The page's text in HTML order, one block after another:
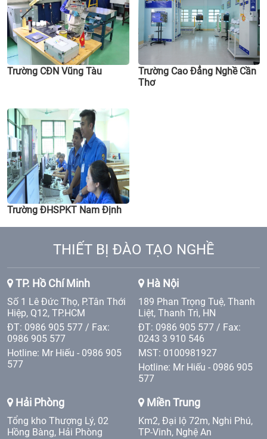
Trường CĐN Vũng Tàu
Trường Cao Đẳng Nghề Cần
Thơ
Trường ĐHSPKT Nam Định
THIẾT BỊ ĐÀO TẠO NGHỀ
TP. Hồ Chí Minh
Số 1 Lê Đức Thọ, P.Tân Thới
Hiệp, Q12, TP.HCM
ĐT: 0986 905 577 / Fax:
0986 905 577
Hotline: Mr Hiếu - 0986 905
577
Hà Nội
189 Phan Trọng Tuệ, Thanh
Liệt, Thanh Trì, HN
ĐT: 0986 905 577 / Fax:
0243 3 910 546
MST: 0100981927
Hotline: Mr Hiếu - 0986 905
577
Hải Phòng
Tổng kho Thượng Lý, 02
Hồng Bàng, Hải Phòng
Miền Trung
Km2, Đại lộ 72m, Nghi Phú,
TP-Vinh, Nghệ An